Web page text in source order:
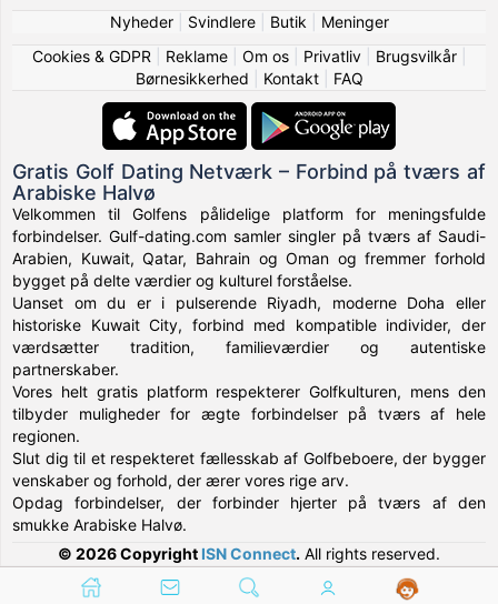
Nyheder| Svindlere| Butik
Meninger
Cookies & GDPR
Reklame| Om os| Privatliv| Brugsvilkår|
Børnesikkerhed
Kontakt| FAQ
Gratis Golf Dating Netværk – Forbind på tværs af
Arabiske Halvø
Velkommen til Golfens pålidelige platform for meningsfulde
forbindelser. Gulf-dating.com samler singler på tværs af Saudi-
Arabien, Kuwait, Qatar, Bahrain og Oman og fremmer forhold
bygget på delte værdier og kulturel forståelse.
Uanset om du er i pulserende Riyadh, moderne Doha eller
historiske Kuwait City, forbind med kompatible individer, der
værdsætter tradition, familieværdier og autentiske
partnerskaber.
Vores helt gratis platform respekterer Golfkulturen, mens den
tilbyder muligheder for ægte forbindelser på tværs af hele
regionen.
Slut dig til et respekteret fællesskab af Golfbeboere, der bygger
venskaber og forhold, der ærer vores rige arv.
Opdag forbindelser, der forbinder hjerter på tværs af den
smukke Arabiske Halvø.
© 2026 Copyright ISN Connect. All rights reserved.